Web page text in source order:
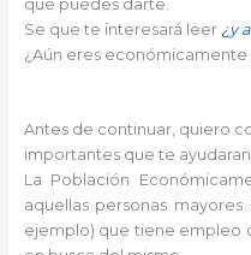
que puedes darte.
Se que te interesará leer ¿y
¿Aún eres económicamente
Antes de continuar, quiero
importantes que te
La Población
aquellas personas
ejemplo) que tiene empleo